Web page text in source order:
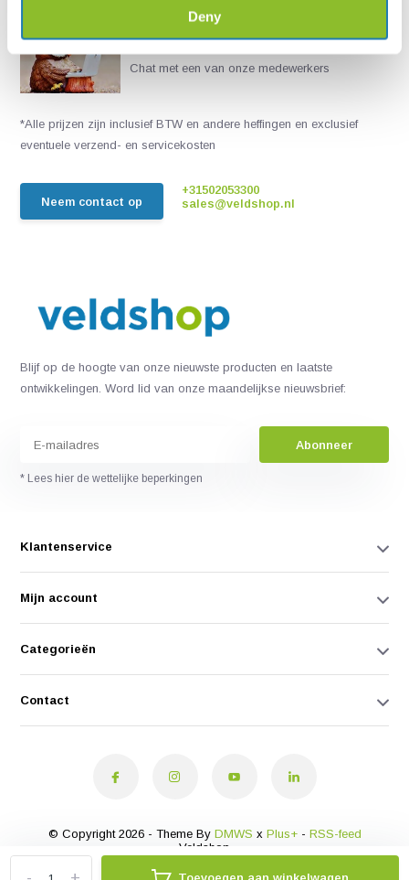
Deny
Chat met een van onze medewerkers
*Alle prijzen zijn inclusief BTW en andere heffingen en exclusief
eventuele verzend- en servicekosten
Neem contact op
+31502053300
sales@veldshop.nl
Blijf op de hoogte van onze nieuwste producten en laatste
ontwikkelingen. Word lid van onze maandelijkse nieuwsbrief:
Abonneer
* Lees hier de wettelijke beperkingen
Klantenservice
Mijn account
Categorieën
Contact
© Copyright 2026 - Theme By DMWS x Plus+- RSS-feed
Veldshop